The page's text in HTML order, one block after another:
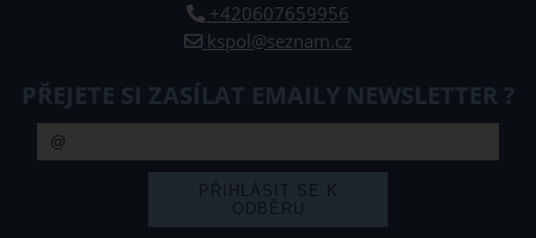
+420607659956
kspol@seznam.cz
PŘEJETE SI ZASÍLAT EMAILY NEWSLETTER ?